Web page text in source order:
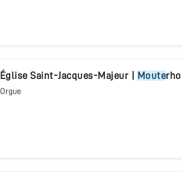
église Saint-Jacques-Majeur Moute
Orgue